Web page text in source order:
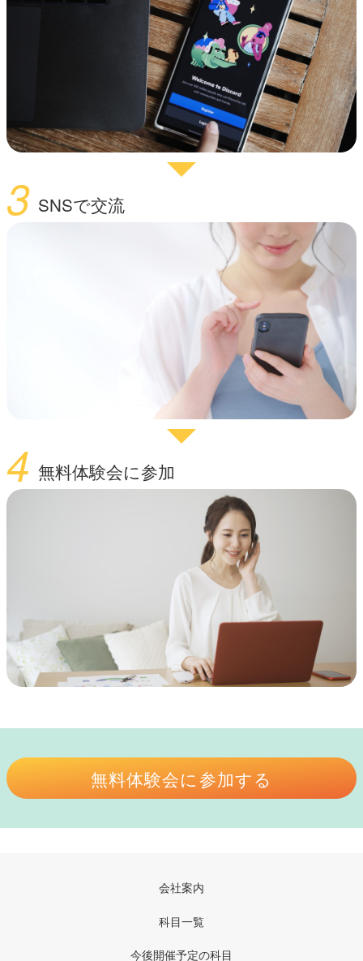
3 SNSで交流
4 無料体験会に参加
無料体験会に参加する
会社案内
科目一覧
今後開催予定の科目